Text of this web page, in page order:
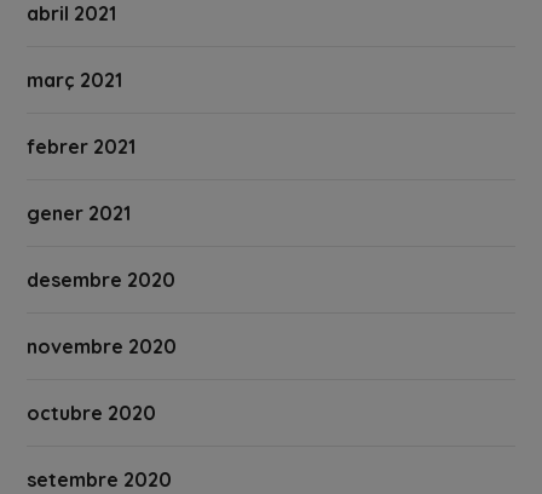
abril 2021
març 2021
febrer 2021
gener 2021
desembre 2020
novembre 2020
octubre 2020
setembre 2020